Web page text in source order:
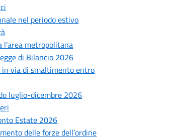
nel periodo estivo
metropolitana
di Bilancio 2026
in via di smaltimento entro
luglio-dicembre 2026
Estate 2026
delle forze dell’ordine